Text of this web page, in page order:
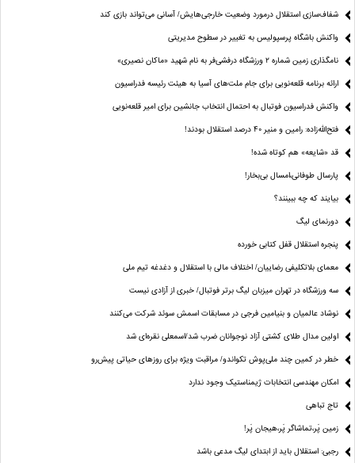
شفاف‌سازی استقلال درمورد وضعیت خارجی‌هایش/ آسانی می‌تواند بازی کند
واکنش باشگاه پرسپولیس به تغییر در سطوح مدیریتی
نامگذاری زمین شماره ۲ ورزشگاه درفشی‌فر به نام شهید «ماکان نصیری»
ارائه برنامه‌ قلعه‌نویی برای جام ملت‌های آسیا به هیئت رئیسه فدراسیون
واکنش فدراسیون فوتبال به احتمال انتخاب جانشین برای امیر قلعه‌نویی
فتح‌الله‌زاده: رامین و منیر 40 درصد استقلال بودند!
قد «شایعه» هم کوتاه شده!
پارسال طوفانی،امسال بی‌بخار!
بیایند که چه ببینند؟
دورنمای لیگ
پنجره‌ استقلال قفل کتابی خورده
معمای بلاتکلیفی رضاییان/ اختلاف مالی با استقلال و دغدغه تیم ملی
سه ورزشگاه در تهران میزبان لیگ برتر فوتبال/ خبری از آزادی نیست
نوشاد عالمیان و بنیامین فرجی در مسابقات اسمش سوئد شرکت می‌کنند
اولین مدال طلای کشتی آزاد نوجوانان ضرب شد/اسمعلی نقره‌ای شد
خطر در کمین چند ملی‌پوش تکواندو/ مراقبت ویژه برای روزهای حیاتی پیش‌رو
امکان مهندسی انتخابات ژیمناستیک وجود ندارد
تاج تباهی
زمین پَر،تماشاگر پَر،هیجان پَر!
رجبی: استقلال باید از ابتدای لیگ مدعی باشد